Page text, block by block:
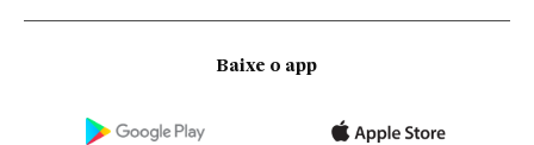
Baixe o app